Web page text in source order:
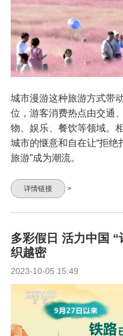
城市漫游这种旅游方式带
位，游客消费热点由交通
物、娱乐、餐饮等领域。
城市的惬意和自在让“拒绝
旅游”成为潮流。
详情链接 >
多彩假日 活力中国
织越密
2023-10-05 15:49